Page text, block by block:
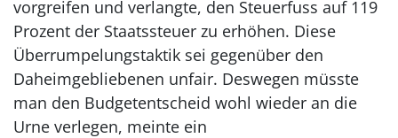
vorgreifen und verlangte, den Steuerfuss auf 119
Prozent der Staatssteuer zu erhöhen. Diese
Überrumpelungstaktik sei gegenüber den
Daheimgebliebenen unfair. Deswegen müsste
man den Budgetentscheid wohl wieder an die
Urne verlegen, meinte ein